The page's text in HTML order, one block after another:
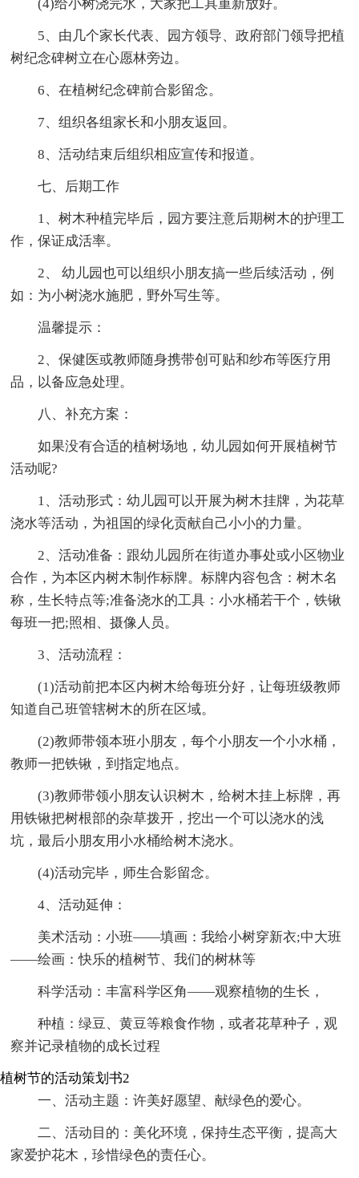
(4)给小树浇完水，大家把工具重新放好。
5、由几个家长代表、园方领导、政府部门领导把植
树纪念碑树立在心愿林旁边。
6、在植树纪念碑前合影留念。
7、组织各组家长和小朋友返回。
8、活动结束后组织相应宣传和报道。
七、后期工作
1、树木种植完毕后，园方要注意后期树木的护理工
作，保证成活率。
2、 幼儿园也可以组织小朋友搞一些后续活动，例
如：为小树浇水施肥，野外写生等。
温馨提示：
2、保健医或教师随身携带创可贴和纱布等医疗用
品，以备应急处理。
八、补充方案：
如果没有合适的植树场地，幼儿园如何开展植树节
活动呢?
1、活动形式：幼儿园可以开展为树木挂牌，为花草
浇水等活动，为祖国的绿化贡献自己小小的力量。
2、活动准备：跟幼儿园所在街道办事处或小区物业
合作，为本区内树木制作标牌。标牌内容包含：树木名
称，生长特点等;准备浇水的工具：小水桶若干个，铁锹
每班一把;照相、摄像人员。
3、活动流程：
(1)活动前把本区内树木给每班分好，让每班级教师
知道自己班管辖树木的所在区域。
(2)教师带领本班小朋友，每个小朋友一个小水桶，
教师一把铁锹，到指定地点。
(3)教师带领小朋友认识树木，给树木挂上标牌，再
用铁锹把树根部的杂草拨开，挖出一个可以浇水的浅
坑，最后小朋友用小水桶给树木浇水。
(4)活动完毕，师生合影留念。
4、活动延伸：
美术活动：小班——填画：我给小树穿新衣;中大班
——绘画：快乐的植树节、我们的树林等
科学活动：丰富科学区角——观察植物的生长，
种植：绿豆、黄豆等粮食作物，或者花草种子，观
察并记录植物的成长过程
植树节的活动策划书2
一、活动主题：许美好愿望、献绿色的爱心。
二、活动目的：美化环境，保持生态平衡，提高大
家爱护花木，珍惜绿色的责任心。